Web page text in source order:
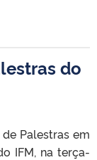
do
Palestras em
IFM, na terça-